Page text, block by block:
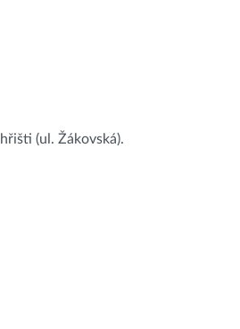
(ul. Žákovská).